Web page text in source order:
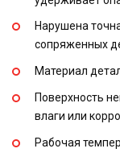
Нарушена
сопряженных
Материал
Поверхность
влаги или
Рабочая